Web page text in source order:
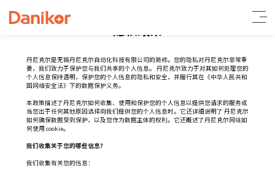
隐私政策
丹尼克尔是无锡丹尼克尔自动化科技有限公司的简称。您的隐私对丹尼克尔非常重
要，我们致力于保护您与我们共享的个人信息。 丹尼克尔致力于对其如何处理您的
个人信息保持透明，保护您的个人信息的隐私和安全，并履行其在《中华人民共和
国网络安全法》下的数据保护义务。
本政策描述了丹尼克尔如何收集、使用和保护您的个人信息以提供您请求的服务或
当您出于任何其他原因选择向我们提供您的个人信息时。它还详细说明了 丹尼克尔
如何确保数据受到保护，以及您作为数据主体的权利。它还概述了丹尼克尔网站如
何使用 cookie。
我们收集关于您的哪些信息？
我们收集有关您的信息：